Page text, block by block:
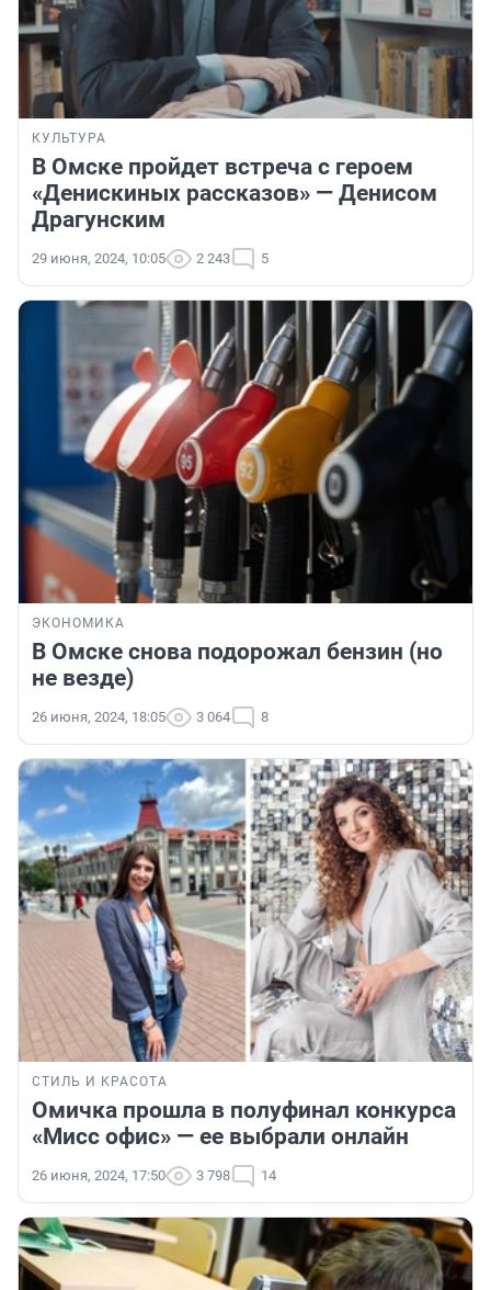
КУЛЬТУРА
В Омске пройдет встреча с героем
«Денискиных рассказов» — Денисом
Драгунским
29 июня, 2024, 10:05 2 243 5
ЭКОНОМИКА
В Омске снова подорожал бензин (но
не везде)
26 июня, 2024, 18:05 3 064 8
СТИЛЬ И КРАСОТА
Омичка прошла в полуфинал конкурса
«Мисс офис» — ее выбрали онлайн
26 июня, 2024, 17:50 3 798 14